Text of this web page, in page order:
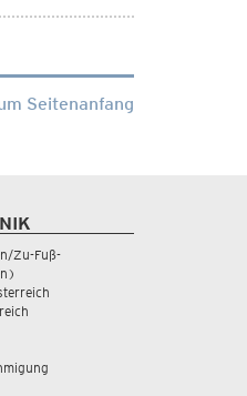
Seitenanfang
Zu-Fuß-